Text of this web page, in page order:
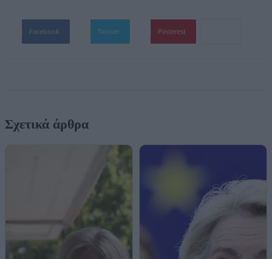
Facebook Twitter Pinterest
Σχετικά άρθρα